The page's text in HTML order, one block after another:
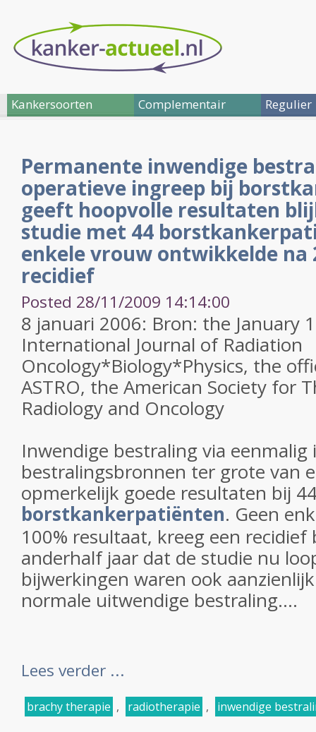
Kankersoorten Complementair Regulier
Permanente inwendige
operatieve ingreep bij
geeft hoopvolle resultaten
studie met 44
enkele vrouw ontwikkelde na
recidief
Posted 28/11/2009 14:14:00
8 januari 2006: Bron: the January
International Journal of Radiation
Oncology*Biology*Physics, the
ASTRO, the American Society for
Radiology and Oncology
Inwendige bestraling via eenmalig
bestralingsbronnen ter grote van
opmerkelijk goede resultaten bij
borstkankerpatiënten. Geen
100% resultaat, kreeg een recidief
anderhalf jaar dat de studie nu
bijwerkingen waren ook
normale uitwendige bestraling....
Lees verder ...
brachy therapie , radiotherapie , inwendige